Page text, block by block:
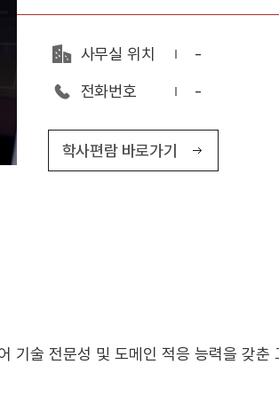
사무실 위치
-
전화번호
-
학사편람 바로가기
기술 전문성 및 도메인 적응 능력을 갖춘